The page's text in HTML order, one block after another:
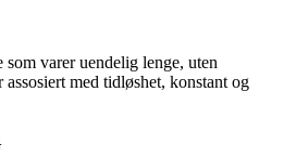
varer uendelig lenge, uten
med tidløshet, konstant og